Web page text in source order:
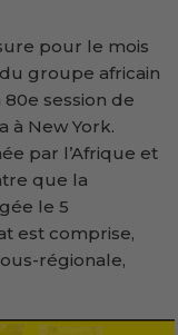
pour le mois
groupe africain
80e session de
à New York.
par l’Afrique et
que la
le 5
est comprise,
régionale,